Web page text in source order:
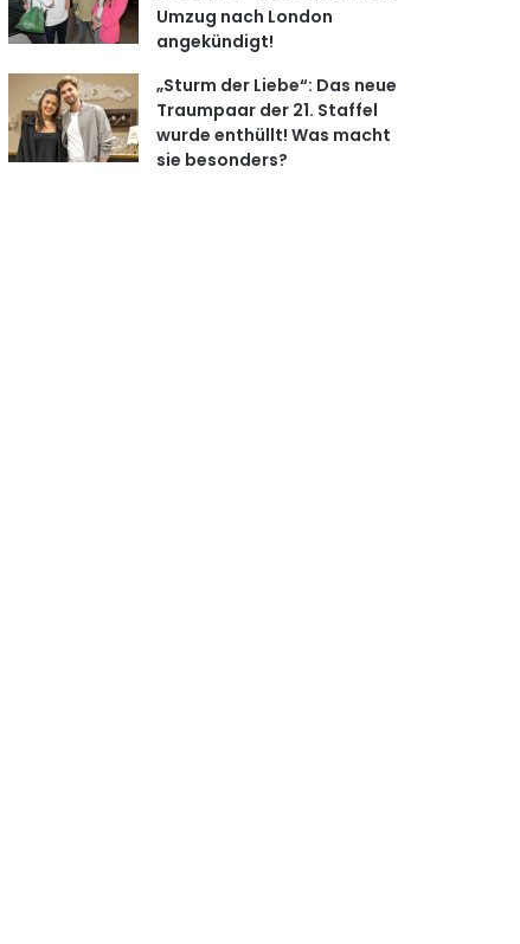
Umzug nach London
angekündigt!
„Sturm der Liebe“: Das neue
Traumpaar der 21. Staffel
wurde enthüllt! Was macht
sie besonders?